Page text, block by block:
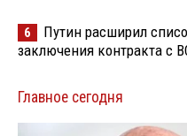
6
Путин расширил
заключения контракта с
Главное сегодня